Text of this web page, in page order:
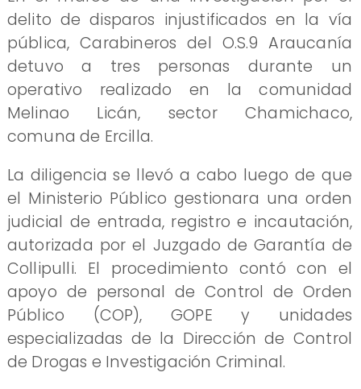
delito de disparos injustificados en la vía
pública, Carabineros del O.S.9 Araucanía
detuvo a tres personas durante un
operativo realizado en la comunidad
Melinao Licán, sector Chamichaco,
comuna de Ercilla.
La diligencia se llevó a cabo luego de que
el Ministerio Público gestionara una orden
judicial de entrada, registro e incautación,
autorizada por el Juzgado de Garantía de
Collipulli. El procedimiento contó con el
apoyo de personal de Control de Orden
Público (COP), GOPE y unidades
especializadas de la Dirección de Control
de Drogas e Investigación Criminal.